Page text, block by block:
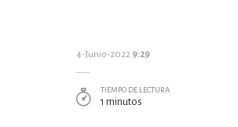
4-Junio-2022 9:29
TIEMPO DE LECTURA
1 minutos